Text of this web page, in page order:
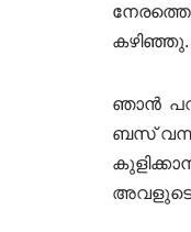
കഴിഞ്ഞു.
ഞാൻ
ബസ് വന്നു
അവളുടെ